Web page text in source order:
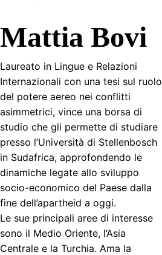
Mattia Bovi
Laureato in Lingue e Relazioni
Internazionali con una tesi sul ruolo
del potere aereo nei conflitti
asimmetrici, vince una borsa di
studio che gli permette di studiare
presso l’Università di Stellenbosch
in Sudafrica, approfondendo le
dinamiche legate allo sviluppo
socio-economico del Paese dalla
fine dell’apartheid a oggi.
Le sue principali aree di interesse
sono il Medio Oriente, l’Asia
Centrale e la Turchia. Ama la